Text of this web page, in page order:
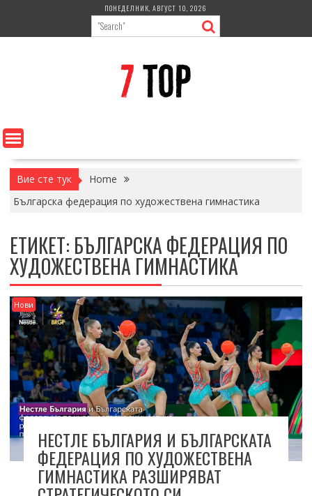
content
ПОНЕДЕЛНИК, АВГУСТ 10, 2026
Вие сте тук
Home
Българска федерация по художествена гимнастика
ЕТИКЕТ: БЪЛГАРСКА ФЕДЕРАЦИЯ ПО
ХУДОЖЕСТВЕНА ГИМНАСТИКА
Нови
НЕСТЛЕ БЪЛГАРИЯ И БЪЛГАРСКАТА
ФЕДЕРАЦИЯ ПО ХУДОЖЕСТВЕНА
ГИМНАСТИКА РАЗШИРЯВАТ